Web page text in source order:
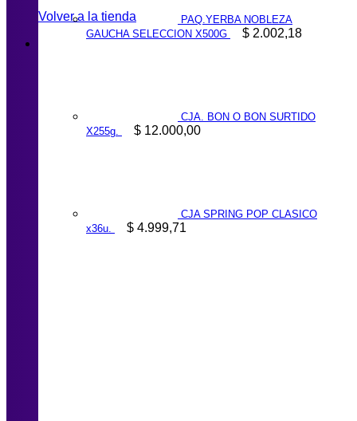
Volver a la tienda
PAQ.YERBA NOBLEZA
GAUCHA SELECCION X500G
$ 2.002,18
CJA. BON O BON SURTIDO
X255g.
$ 12.000,00
CJA SPRING POP CLASICO
x36u.
$ 4.999,71